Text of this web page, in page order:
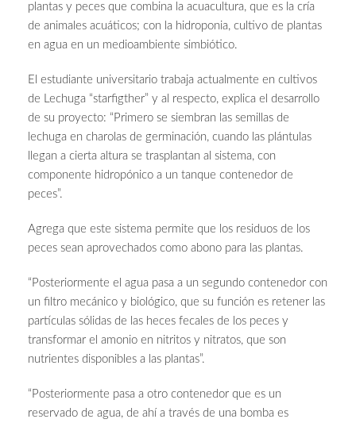
plantas y peces que combina la acuacultura, que es la cría
de animales acuáticos; con la hidroponia, cultivo de plantas
en agua en un medioambiente simbiótico.
El estudiante universitario trabaja actualmente en cultivos
de Lechuga “starfigther” y al respecto, explica el desarrollo
de su proyecto: “Primero se siembran las semillas de
lechuga en charolas de germinación, cuando las plántulas
llegan a cierta altura se trasplantan al sistema, con
componente hidropónico a un tanque contenedor de
peces”.
Agrega que este sistema permite que los residuos de los
peces sean aprovechados como abono para las plantas.
“Posteriormente el agua pasa a un segundo contenedor con
un filtro mecánico y biológico, que su función es retener las
partículas sólidas de las heces fecales de los peces y
transformar el amonio en nitritos y nitratos, que son
nutrientes disponibles a las plantas”.
“Posteriormente pasa a otro contenedor que es un
reservado de agua, de ahí a través de una bomba es